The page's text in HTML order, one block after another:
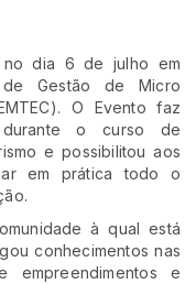
no dia 6 de julho em
Gestão de Micro
O Evento faz
durante o curso de
e possibilitou aos
em prática todo o
à qual está
conhecimentos nas
e